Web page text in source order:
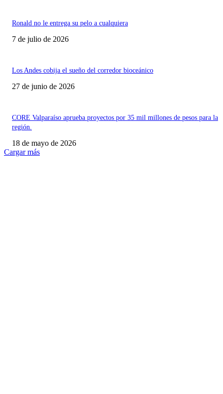
Ronald no le entrega su pelo a cualquiera
7 de julio de 2026
Los Andes cobija el sueño del corredor bioceánico
27 de junio de 2026
CORE Valparaíso aprueba proyectos por 35 mil millones de pesos para la
región.
18 de mayo de 2026
Cargar más